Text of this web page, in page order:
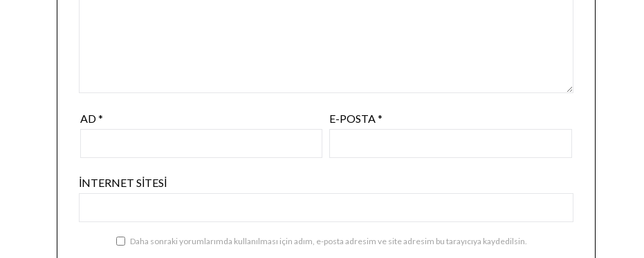
AD* E-POSTA*
İNTERNET SITESI
Daha sonraki yorumlarımda kullanılması için adım, e-posta adresim ve site adresim bu tarayıcıya kaydedilsin.